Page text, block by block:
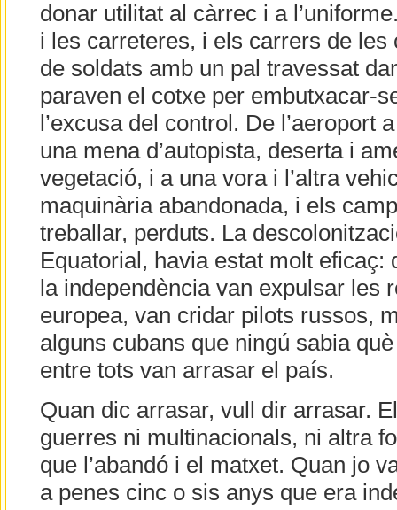
donar utilitat al càrrec i a
i les carreteres, i els carrers de les
de soldats amb un pal travessat
paraven el cotxe per embutxacar-
l’excusa del control. De l’aeroport
una mena d’autopista, deserta i
vegetació, i a una vora i l’altra
maquinària abandonada, i els
treballar, perduts. La
Equatorial, havia estat molt eficaç:
la independència van expulsar les
europea, van cridar pilots russos,
alguns cubans que ningú sabia
entre tots van arrasar el país.
Quan dic arrasar, vull dir arrasar.
guerres ni multinacionals, ni altra
que l’abandó i el matxet. Quan jo
a penes cinc o sis anys que era